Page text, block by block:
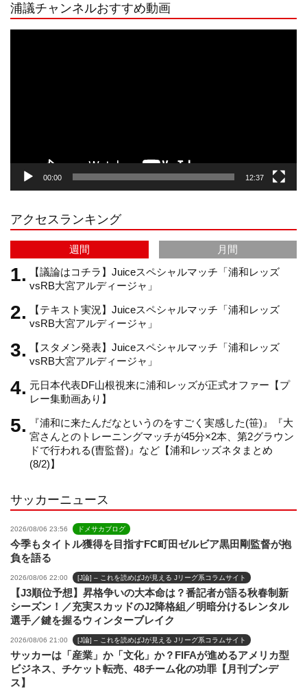
r
a
m
e
C
h
a
n
e
浦議チャンネルおすすめ動画
00:00 12:37
アクセスランキング
週間
月間
【議論はコチラ】Juiceスペシャルマッチ「浦和レッズ
vsRB大宮アルディージャ」
【テキスト実況】Juiceスペシャルマッチ「浦和レッズ
vsRB大宮アルディージャ」
【スタメン発表】Juiceスペシャルマッチ「浦和レッズ
vsRB大宮アルディージャ」
元日本代表DF山根視来に浦和レッズが正式オファー【プ
レー集動画あり】
『浦和に来たんだなというのをすごく実感した(笹)』『大
宮さんとのトレーニングマッチが45分×2本、第2グラウン
ドで行われる(曺監督)』など【浦和レッズネタまとめ
(8/2)】
サッカーニュース
2026/08/06 23:56 ドメサカブログ
今季もタイトル獲得を目指すFC町田ゼルビア黒田剛監督が抱
負を語る
2026/08/06 22:00 [J論] – これを読めばJが見える Jリーグ系コラムサイト
【J3順位予想】昇格争いの大本命は？番記者が語る秋春制新
シーズン！／充実スカッドのJ2降格組／明暗分けるレンタル
選手／鍵を握るウィンターブレイク
2026/08/06 21:00 [J論] – これを読めばJが見える Jリーグ系コラムサイト
サッカーは「産業」か「文化」か？FIFAが進めるアメリカ型
ビジネス、チケット転売、48チーム化の功罪【月刊ブンデ
ス】